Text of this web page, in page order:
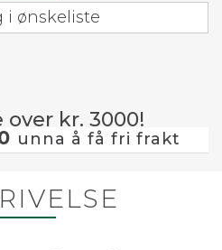
i ønskeliste
kr. 3000!
unna å få fri frakt